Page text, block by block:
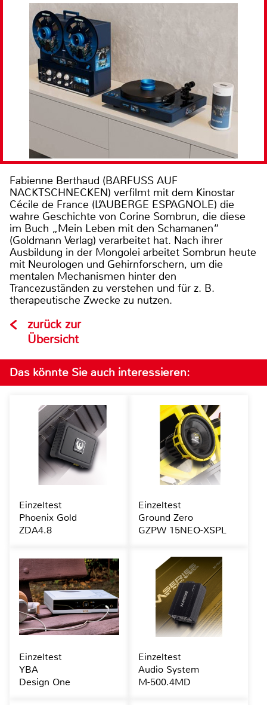
Fabienne Berthaud (BARFUSS AUF
NACKTSCHNECKEN) verfilmt mit dem Kinostar
Cécile de France (L’AUBERGE ESPAGNOLE) die
wahre Geschichte von Corine Sombrun, die diese
im Buch „Mein Leben mit den Schamanen“
(Goldmann Verlag) verarbeitet hat. Nach ihrer
Ausbildung in der Mongolei arbeitet Sombrun heute
mit Neurologen und Gehirnforschern, um die
mentalen Mechanismen hinter den
Trancezuständen zu verstehen und für z. B.
therapeutische Zwecke zu nutzen.
zurück zur
Übersicht
Das könnte Sie auch interessieren:
Einzeltest
Phoenix Gold
ZDA4.8
Einzeltest
Ground Zero
GZPW 15NEO-XSPL
Einzeltest
YBA
Design One
Einzeltest
Audio System
M-500.4MD